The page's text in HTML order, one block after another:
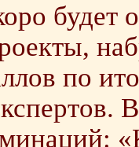
будет
по